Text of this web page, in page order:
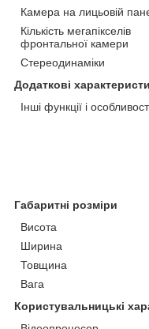
Камера на лицьовій
Кількість мегапікселів
фронтальної камери
Стереодинаміки
Додаткові
Інші функції і
Габаритні розміри
Висота
Ширина
Товщина
Вага
Користувальницькі